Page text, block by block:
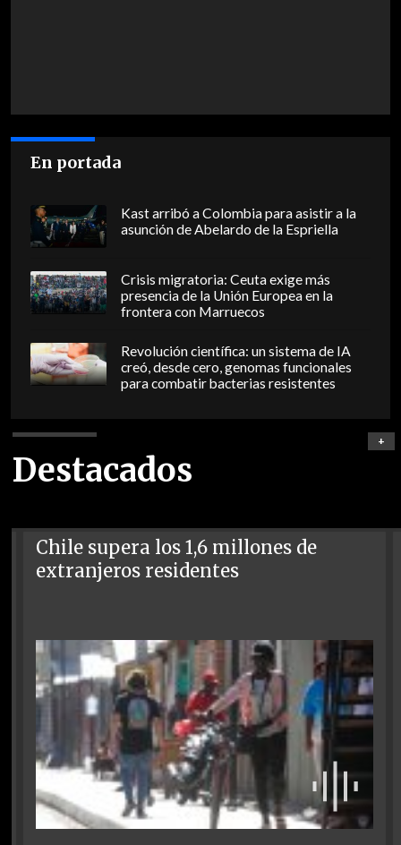
En portada
Kast arribó a Colombia para asistir a la
asunción de Abelardo de la Espriella
Crisis migratoria: Ceuta exige más
presencia de la Unión Europea en la
frontera con Marruecos
Revolución científica: un sistema de IA
creó, desde cero, genomas funcionales
para combatir bacterias resistentes
Destacados
+
Chile supera los 1,6 millones de
extranjeros residentes